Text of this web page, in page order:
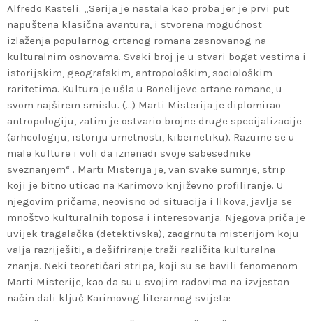
Alfredo Kasteli. „Serija je nastala kao proba jer je prvi put
napuštena klasična avantura, i stvorena mogućnost
izlaženja popularnog crtanog romana zasnovanog na
kulturalnim osnovama. Svaki broj je u stvari bogat vestima i
istorijskim, geografskim, antropološkim, sociološkim
raritetima. Kultura je ušla u Bonelijeve crtane romane, u
svom najširem smislu. (…) Marti Misterija je diplomirao
antropologiju, zatim je ostvario brojne druge specijalizacije
(arheologiju, istoriju umetnosti, kibernetiku). Razume se u
male kulture i voli da iznenadi svoje sabesednike
sveznanjem“ . Marti Misterija je, van svake sumnje, strip
koji je bitno uticao na Karimovo književno profiliranje. U
njegovim pričama, neovisno od situacija i likova, javlja se
mnoštvo kulturalnih toposa i interesovanja. Njegova priča je
uvijek tragalačka (detektivska), zaogrnuta misterijom koju
valja razriješiti, a dešifriranje traži različita kulturalna
znanja. Neki teoretičari stripa, koji su se bavili fenomenom
Marti Misterije, kao da su u svojim radovima na izvjestan
način dali ključ Karimovog literarnog svijeta: